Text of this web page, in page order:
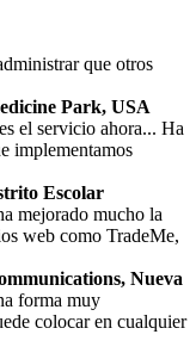
que otros
Park, USA
el servicio ahora... Ha
implementamos
Escolar
mejorado mucho la
web como TradeMe,
Nueva
forma muy
colocar en cualquier